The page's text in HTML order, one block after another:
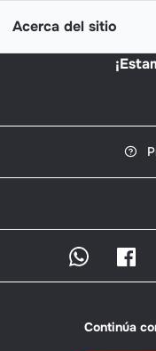
Acerca del sitio
Continúa